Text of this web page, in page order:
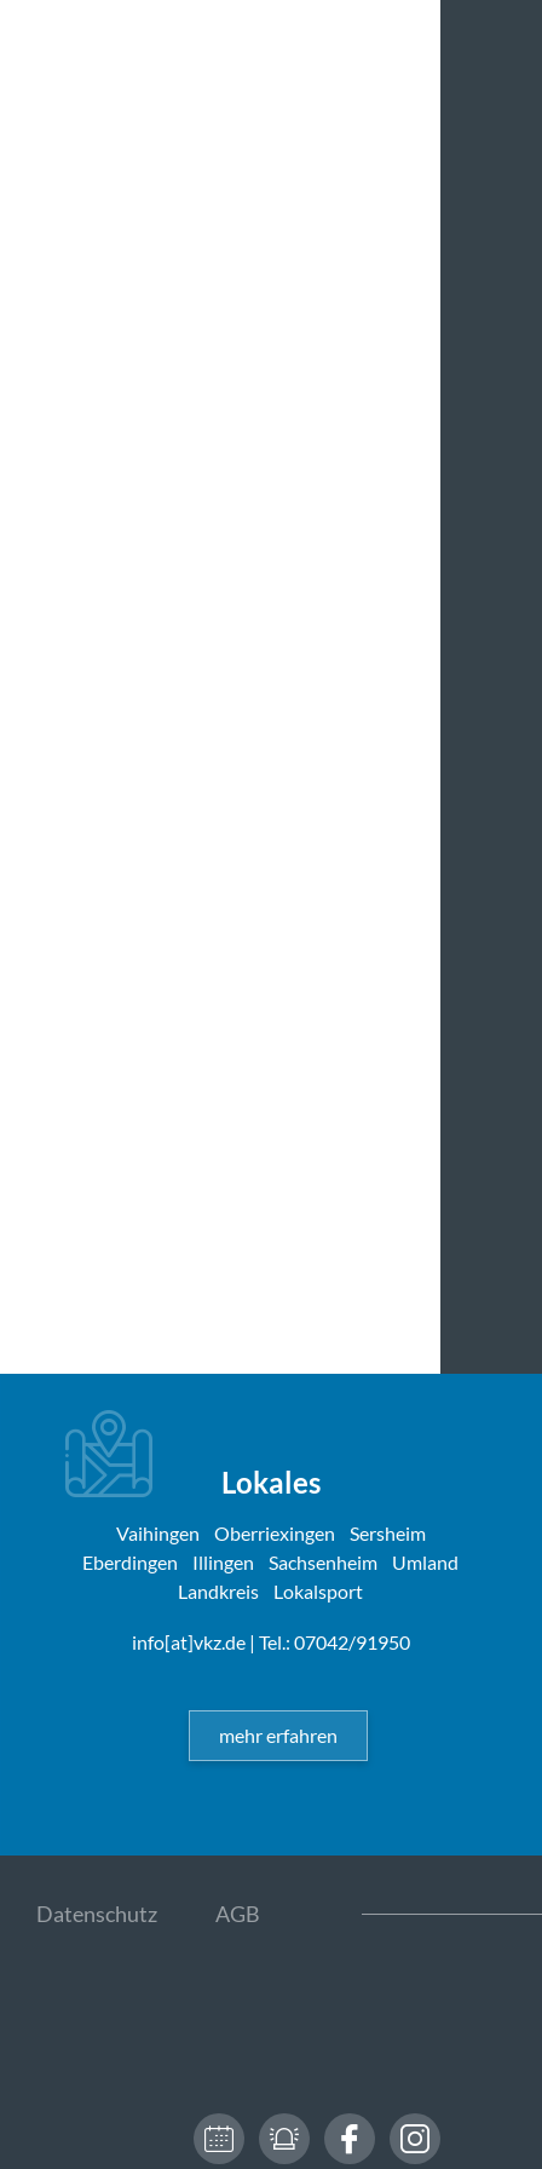
Lokales
Vaihingen Oberriexingen
Sersheim
Eberdingen
Illingen Sachsenheim
Umland
Landkreis
Lokalsport
info[at]vkz.de| Tel.: 07042/91950
mehr erfahren
Datenschutz AGB